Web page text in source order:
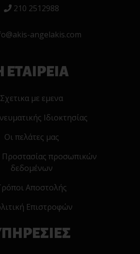
210 2512988
angelakis.com
ΕΤΑΙΡΕΙΑ
Σχετικα με εμενα
Ιδιοκτησίας
Οι πελάτες μας
Προστασίας προσωπικών
δεδομένων
Αποστολής
Επιστροφών